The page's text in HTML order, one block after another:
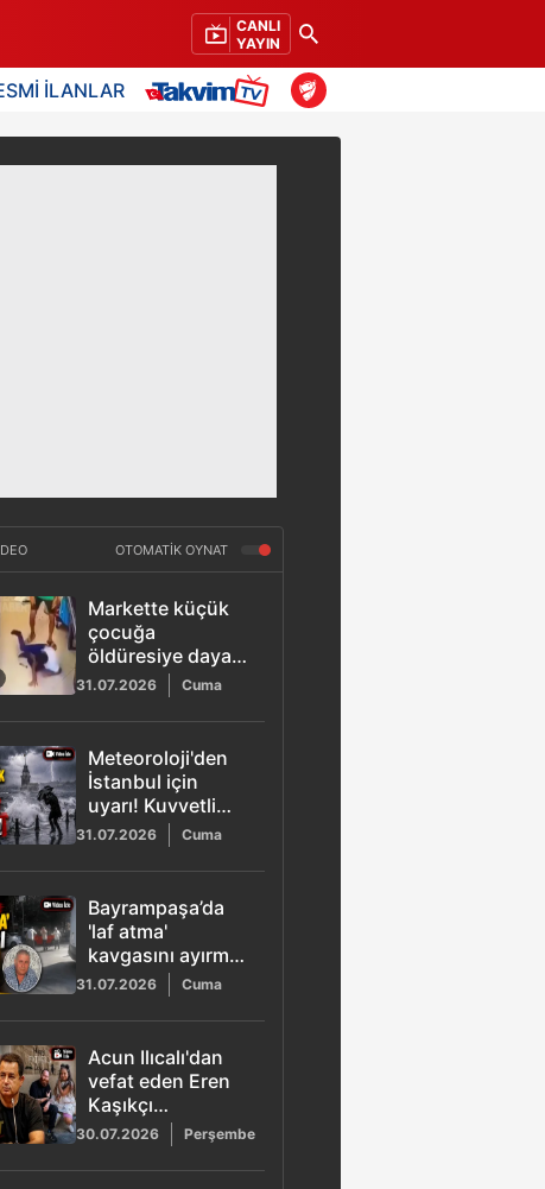
CANLI
YAYIN
İLANLAR
OTOMATİK OYNAT
Markette küçük
çocuğa
öldüresiye dayak!
Saldırgan
yakalandı
31.07.2026 Cuma
Meteoroloji'den
İstanbul için
uyarı! Kuvvetli
fırtına bekleniyor
31.07.2026 Cuma
Bayrampaşa’da
'laf atma'
kavgasını ayırmak
isterken silahla
vurulan esnaf
öldü
31.07.2026 Cuma
Acun Ilıcalı'dan
vefat eden Eren
Kaşıkçı
açıklaması: Ailesi
ve yavrumuz bize
emanet
30.07.2026 Perşembe